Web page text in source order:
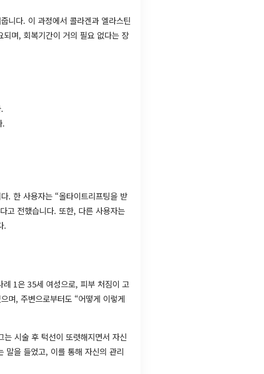
니다. 이 과정에서 콜라겐과 엘라스틴
며, 회복기간이 거의 필요 없다는 장
.
. 한 사용자는 “올타이트리프팅을 받
고 전했습니다. 또한, 다른 사용자는
.
례 1은 35세 여성으로, 피부 처짐이 고
며, 주변으로부터도 “어떻게 이렇게
시술 후 턱선이 또렷해지면서 자신
말을 들었고, 이를 통해 자신의 관리